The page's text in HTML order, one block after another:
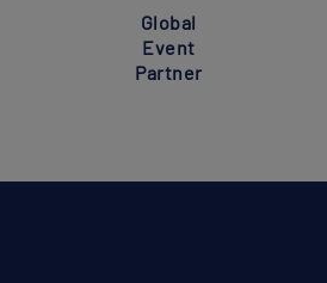
Global
Event
Partner